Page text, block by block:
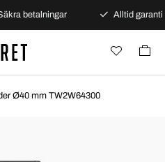
betalningar Alltid garanti
Ø40 mm TW2W64300